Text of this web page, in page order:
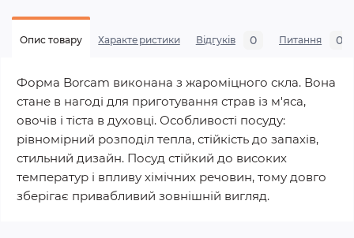
Опис товару Характеристики Відгуків 0 Питання 0
Форма Borcam виконана з жароміцного скла. Вона
стане в нагоді для приготування страв із м'яса,
овочів і тіста в духовці. Особливості посуду:
рівномірний розподіл тепла, стійкість до запахів,
стильний дизайн. Посуд стійкий до високих
температур і впливу хімічних речовин, тому довго
зберігає привабливий зовнішній вигляд.